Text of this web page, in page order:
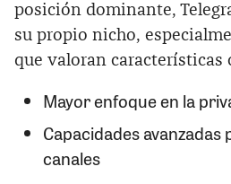
posición dominante,
su propio nicho,
que valoran características
Mayor enfoque en la
Capacidades avanzadas
canales